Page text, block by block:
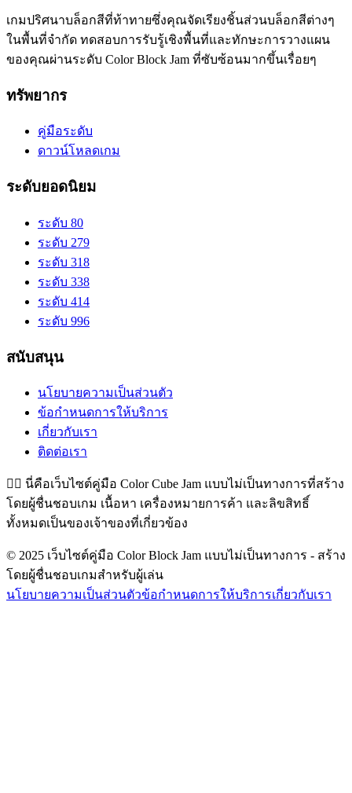
เกมปริศนาบล็อกสีที่ท้าทายซึ่งคุณจัดเรียงชิ้นส่วนบล็อกสีต่างๆ
ในพื้นที่จำกัด ทดสอบการรับรู้เชิงพื้นที่และทักษะการวางแผน
ของคุณผ่านระดับ Color Block Jam ที่ซับซ้อนมากขึ้นเรื่อยๆ
ทรัพยากร
คู่มือระดับ
ดาวน์โหลดเกม
ระดับยอดนิยม
ระดับ 80
ระดับ 279
ระดับ 318
ระดับ 338
ระดับ 414
ระดับ 996
สนับสนุน
นโยบายความเป็นส่วนตัว
ข้อกำหนดการให้บริการ
เกี่ยวกับเรา
ติดต่อเรา
👉🏻 นี่คือเว็บไซต์คู่มือ Color Cube Jam แบบไม่เป็นทางการที่สร้าง
โดยผู้ชื่นชอบเกม เนื้อหา เครื่องหมายการค้า และลิขสิทธิ์
ทั้งหมดเป็นของเจ้าของที่เกี่ยวข้อง
© 2025 เว็บไซต์คู่มือ Color Block Jam แบบไม่เป็นทางการ - สร้าง
โดยผู้ชื่นชอบเกมสำหรับผู้เล่น
นโยบายความเป็นส่วนตัวข้อกำหนดการให้บริการเกี่ยวกับเรา